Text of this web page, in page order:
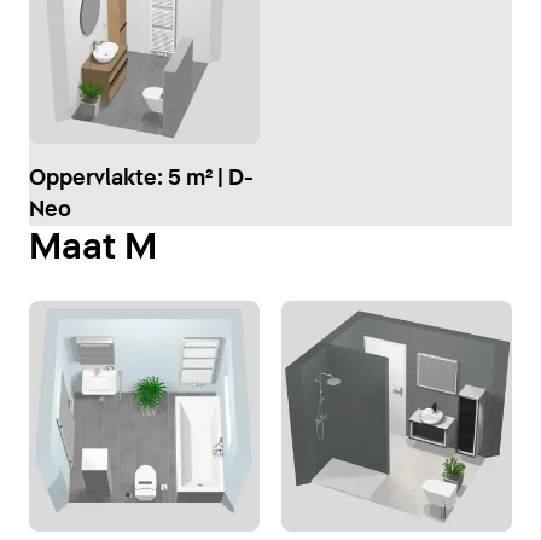
Oppervlakte: 5 m² | D-
Neo
Maat M